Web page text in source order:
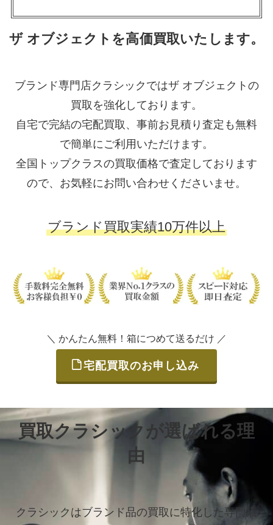
ザ オブジェクトを高価買取いたします。
ブランド専門店クラシックではザ オブジェクトの
買取を強化しております。
自宅で完結の宅配買取、事前お見積り査定も無料
で簡単にご利用いただけます。
全国トップクラスの買取価格で査定しております
ので、お気軽にお問い合わせくださいませ。
ブランド買取実績10万件以上
＼ かんたん無料！箱につめて送るだけ ／
宅配買取のお申し込み
買取クラシックが選ばれる理
由
クラシックはブランド品の買取に特化した専門店